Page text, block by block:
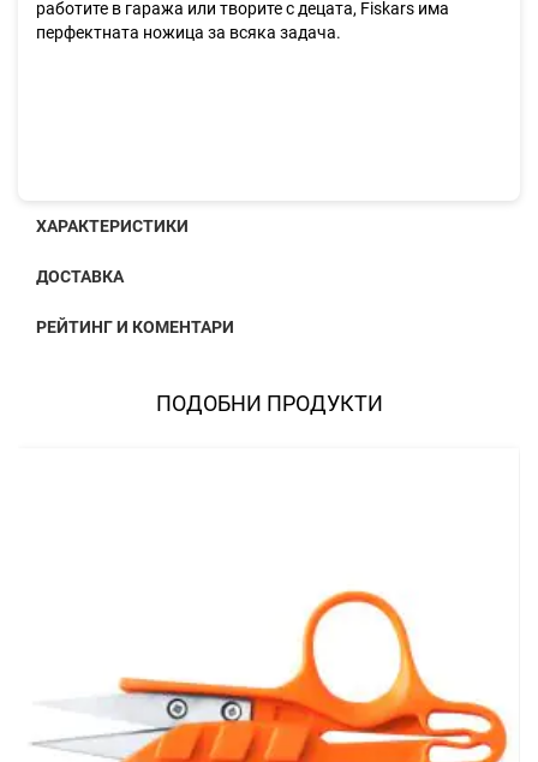
работите в гаража или творите с децата, Fiskars има
перфектната ножица за всяка задача.
ХАРАКТЕРИСТИКИ
ДОСТАВКА
РЕЙТИНГ И КОМЕНТАРИ
ПОДОБНИ ПРОДУКТИ